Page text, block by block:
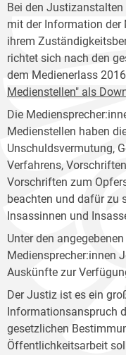
Bei den
mit der Information der
ihrem
richtet sich nach den
dem Medienerlass
Medienstellen" als
Die
Medienstellen haben
Unschuldsvermutung,
Verfahrens,
Vorschriften zum
beachten und dafür zu
Insassinnen und
Unter den
Mediensprecher:innen
Auskünfte zur
Der Justiz ist es ein
Informationsanspruch
gesetzlichen
Öffentlichkeitsarbeit